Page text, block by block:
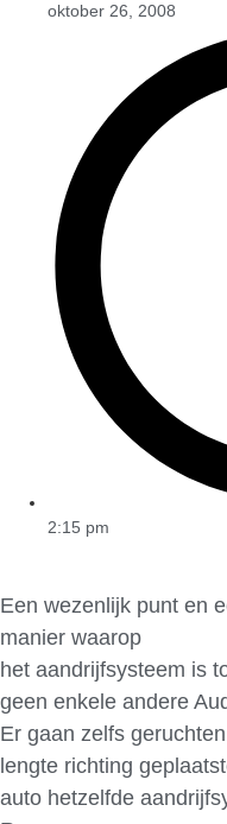
oktober 26, 2008
2:15 pm
Een wezenlijk punt en
manier waarop
het aandrijfsysteem is
geen enkele andere
Er gaan zelfs
lengte richting
auto hetzelfde